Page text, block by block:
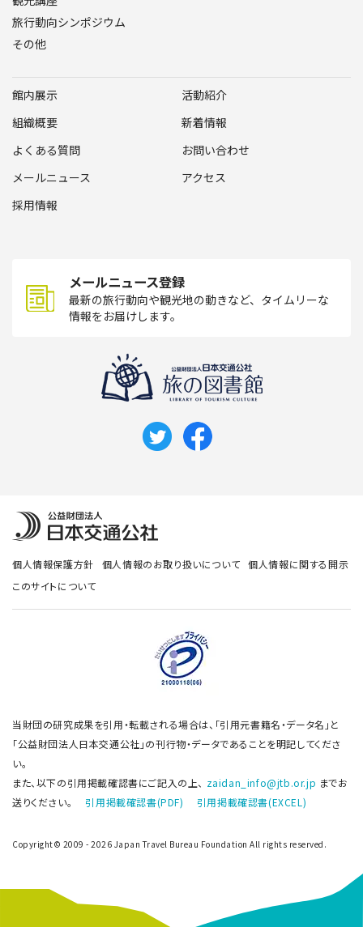
旅行動向シンポジウム
その他
館内展示
活動紹介
組織概要
新着情報
よくある質問
お問い合わせ
メールニュース
アクセス
採用情報
メールニュース登録
最新の旅行動向や観光地の動きなど、タイムリーな
情報をお届けします。
個人情報保護方針 個人情報のお取り扱いについて
個人情報に関する開示
このサイトについて
当財団の研究成果を引用・転載される場合は、「引用元書籍名・データ名」と
「公益財団法人日本交通公社」の刊行物・データであることを明記してくださ
い。
また、以下の引用掲載確認書にご記入の上、 zaidan_info@jtb.or.jp までお
送りください。 引用掲載確認書(PDF) 引用掲載確認書(EXCEL)
Copyright© 2009 - 2026 Japan Travel Bureau Foundation All rights reserved.